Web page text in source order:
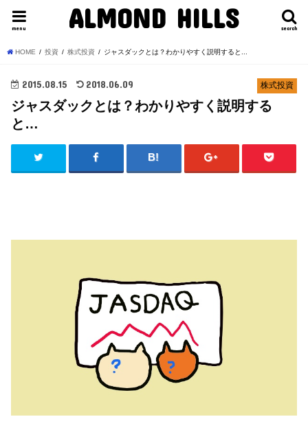
ALMOND HILLS search
menu
HOME 投資 株式投資 ジャスダックとは？わかりやすく説明すると...
株式投資
2015.08.15 2018.06.09
ジャスダックとは？わかりやすく説明する
と…